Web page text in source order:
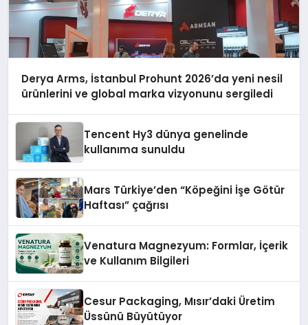
Derya Arms, İstanbul Prohunt 2026’da yeni nesil
ürünlerini ve global marka vizyonunu sergiledi
Tencent Hy3 dünya genelinde
kullanıma sunuldu
Mars Türkiye’den “Köpeğini İşe Götür
Haftası” çağrısı
Venatura Magnezyum: Formlar, İçerik
ve Kullanım Bilgileri
Cesur Packaging, Mısır’daki Üretim
Üssünü Büyütüyor